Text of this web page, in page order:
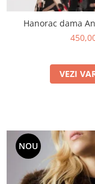
Hanorac dama
VEZI
NOU